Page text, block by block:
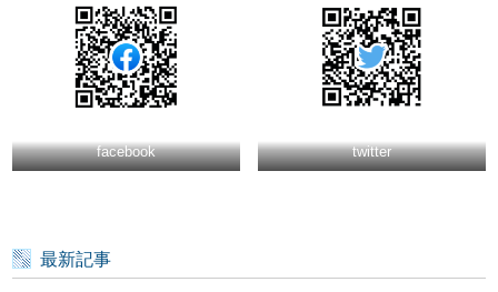
facebook twitter
最新記事